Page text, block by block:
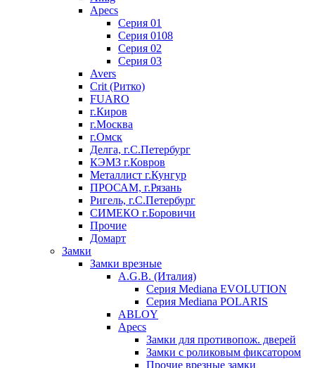
Apecs
Серия 01
Серия 0108
Серия 02
Серия 03
Avers
Crit (Ритко)
FUARO
г.Киров
г.Москва
г.Омск
Делга, г.С.Петербург
КЭМЗ г.Ковров
Металлист г.Кунгур
ПРОСАМ, г.Рязань
Ригель, г.С.Петербург
СИМЕКО г.Боровичи
Прочие
Домарт
Замки
Замки врезные
A.G.B. (Италия)
Серия Mediana EVOLUTION
Серия Mediana POLARIS
ABLOY
Apecs
Замки для противопож. дверей
Замки с роликовым фиксатором
Прочие врезные замки